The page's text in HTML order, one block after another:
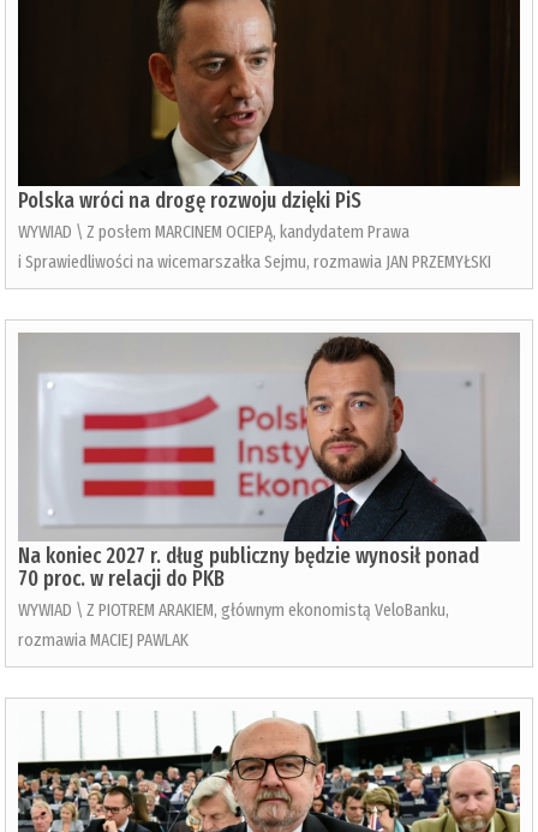
Polska wróci na drogę rozwoju dzięki PiS
WYWIAD \ Z posłem MARCINEM OCIEPĄ, kandydatem Prawa
i Sprawiedliwości na wicemarszałka Sejmu, rozmawia JAN PRZEMYŁSKI
Na koniec 2027 r. dług publiczny będzie wynosił ponad
70 proc. w relacji do PKB
WYWIAD \ Z PIOTREM ARAKIEM, głównym ekonomistą VeloBanku,
rozmawia MACIEJ PAWLAK